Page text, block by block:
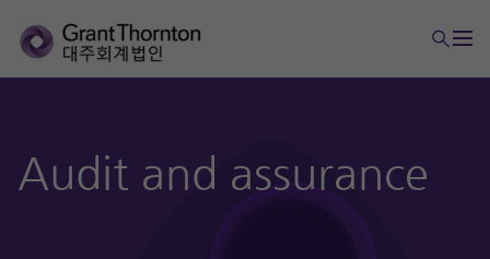
Audit and assurance